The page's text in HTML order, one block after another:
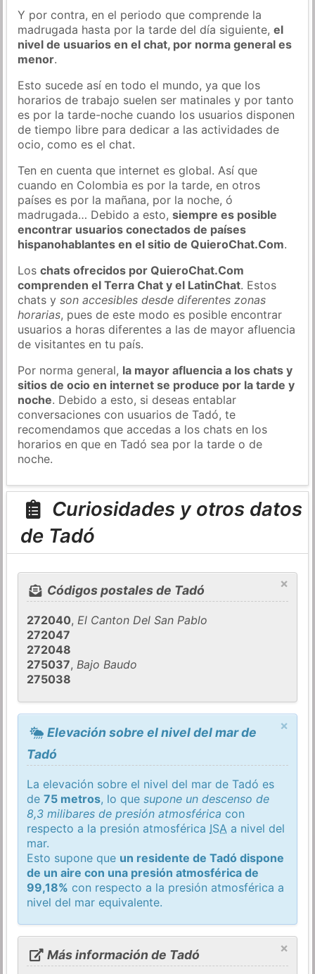
Y por contra, en el periodo que comprende la
madrugada hasta por la tarde del día siguiente,el
nivel de usuarios en el chat, por norma general es
menor.
Esto sucede así en todo el mundo, ya que los
horarios de trabajo suelen ser matinales y por tanto
es por la tarde-noche cuando los usuarios disponen
de tiempo libre para dedicar a las actividades de
ocio, como es el chat.
Ten en cuenta que internet es global. Así que
cuando en Colombia es por la tarde, en otros
países es por la mañana, por la noche, ó
madrugada… Debido a esto,siempre es posible
encontrar usuarios conectados de países
hispanohablantes en el sitio de QuieroChat.Com.
Loschats ofrecidos por QuieroChat.Com
comprenden el Terra Chat y el LatinChat. Estos
chats yson accesibles desde diferentes zonas
horarias, pues de este modo es posible encontrar
usuarios a horas diferentes a las de mayor afluencia
de visitantes en tu país.
Por norma general, la mayor afluencia a los chats y
sitios de ocio en internet se produce por la tarde y
noche. Debido a esto, si deseas entablar
conversaciones con usuarios de Tadó, te
recomendamos que accedas a los chats en los
horarios en que en Tadó sea por la tarde o de
noche.
Curiosidades y otros datos
de Tadó
×
Códigos postales de Tadó
272040,El Canton Del San Pablo
272047
272048
275037,Bajo Baudo
275038
×
Elevación sobre el nivel del mar de
Tadó
La elevación sobre el nivel del mar de Tadó es
de75 metros, lo quesupone un descenso de
8,3 milibares de presión atmosférica con
respecto a la presión atmosférica ISA a nivel del
mar.
Esto supone que un residente de Tadó dispone
de un aire con una presión atmosférica de
99,18% con respecto a la presión atmosférica a
nivel del mar equivalente.
×
Más información de Tadó